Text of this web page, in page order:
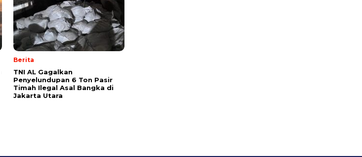
Berita
TNI AL Gagalkan
Penyelundupan 6 Ton Pasir
Timah Ilegal Asal Bangka di
Jakarta Utara